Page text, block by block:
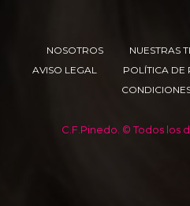
NOSOTROS NUESTRAS
AVISO LEGAL
POLÍTICA DE
C.F.Pinedo. © Todos los